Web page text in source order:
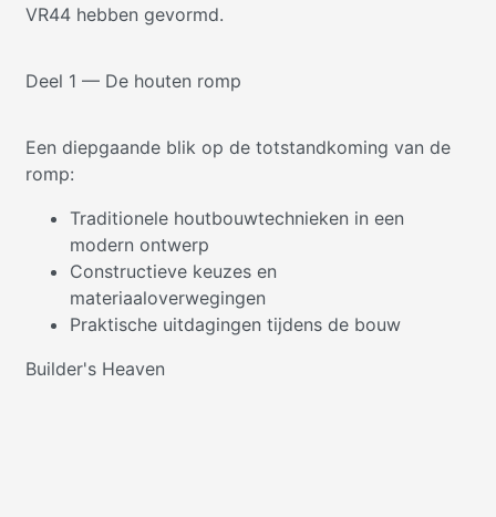
VR44 hebben gevormd.
Deel 1 — De houten romp
Een diepgaande blik op de totstandkoming van de
romp:
Traditionele houtbouwtechnieken in een
modern ontwerp
Constructieve keuzes en
materiaaloverwegingen
Praktische uitdagingen tijdens de bouw
Builder's Heaven